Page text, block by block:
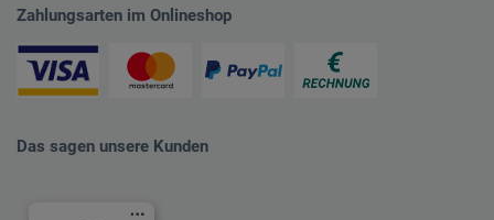
Zahlungsarten im Onlineshop
Das sagen unsere Kunden